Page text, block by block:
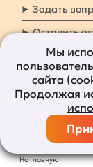
На главную
Задать
Оставить
8
Наши
сети
Все права
Мы
сайта
Продолжая